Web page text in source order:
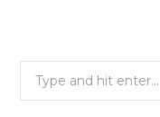
Search